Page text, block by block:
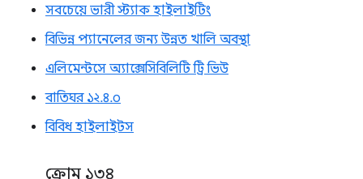
সবচেয়ে ভারী স্ট্যাক হাইলাইটিং
বিভিন্ন প্যানেলের জন্য উন্নত খালি অবস্থা
এলিমেন্টসে অ্যাক্সেসিবিলিটি ট্রি ভিউ
বাতিঘর ১২.৪.০
বিবিধ হাইলাইটস
ক্রোম ১৩৪